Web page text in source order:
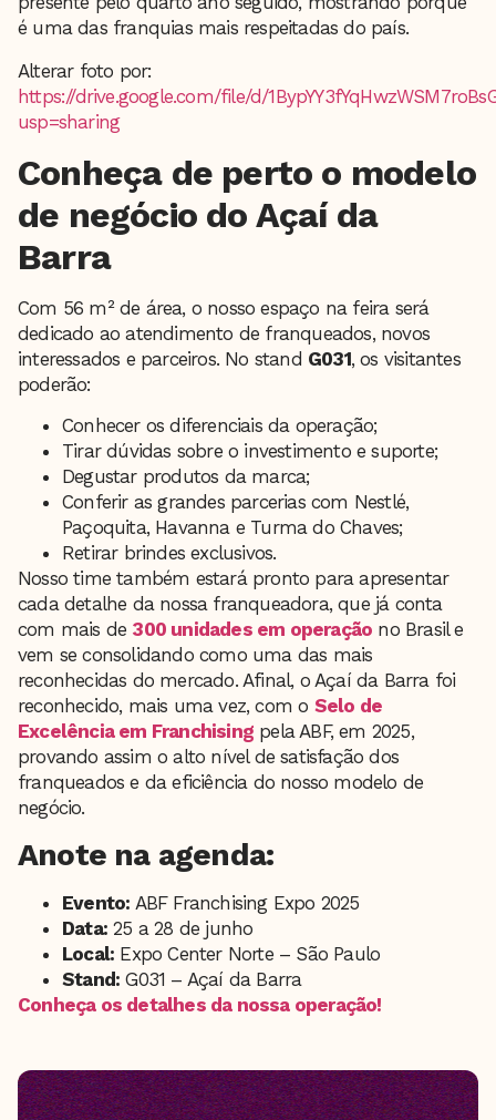
é uma das franquias mais respeitadas do país.
Alterar foto por:
https://drive.google.com/file/d/
usp=sharing
Conheça de perto o modelo
de negócio do Açaí da
Barra
Com 56 m² de área, o nosso espaço na feira será
dedicado ao atendimento de franqueados, novos
interessados e parceiros. No stand G031, os visitantes
poderão:
Conhecer os diferenciais da operação;
Tirar dúvidas sobre o investimento e suporte;
Degustar produtos da marca;
Conferir as grandes parcerias com Nestlé,
Paçoquita, Havanna e Turma do Chaves;
Retirar brindes exclusivos.
Nosso time também estará pronto para apresentar
cada detalhe da nossa franqueadora, que já conta
com mais de 300 unidades em operação no Brasil e
vem se consolidando como uma das mais
reconhecidas do mercado. Afinal, o Açaí da Barra foi
reconhecido, mais uma vez, com o Selo de
Excelência em Franchising pela ABF, em 2025,
provando assim o alto nível de satisfação dos
franqueados e da eficiência do nosso modelo de
negócio.
Anote na agenda:
Evento: ABF Franchising Expo 2025
Data: 25 a 28 de junho
Local: Expo Center Norte – São Paulo
Stand: G031 – Açaí da Barra
Conheça os detalhes da nossa operação!